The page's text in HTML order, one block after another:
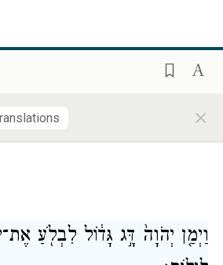
×
וַיְמַ֤ן יְהֹוָה֙ דָּ֣ג גָּד֔וֹל לִבְלֹ֖עַ